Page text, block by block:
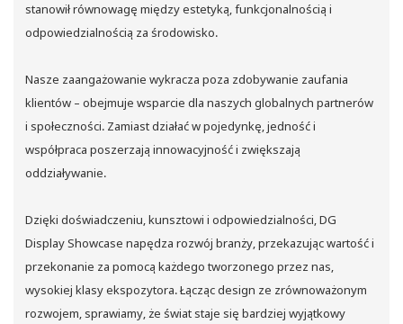
stanowił równowagę między estetyką, funkcjonalnością i
odpowiedzialnością za środowisko.
Nasze zaangażowanie wykracza poza zdobywanie zaufania
klientów – obejmuje wsparcie dla naszych globalnych partnerów
i społeczności. Zamiast działać w pojedynkę, jedność i
współpraca poszerzają innowacyjność i zwiększają
oddziaływanie.
Dzięki doświadczeniu, kunsztowi i odpowiedzialności, DG
Display Showcase napędza rozwój branży, przekazując wartość i
przekonanie za pomocą każdego tworzonego przez nas,
wysokiej klasy ekspozytora. Łącząc design ze zrównoważonym
rozwojem, sprawiamy, że świat staje się bardziej wyjątkowy